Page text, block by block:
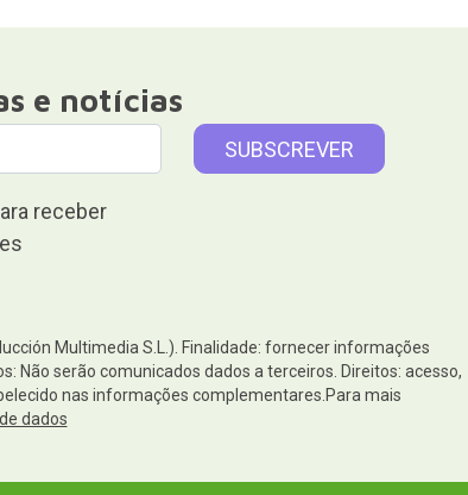
e notícias
receber
Multimedia S.L.). Finalidade: fornecer informações
Não serão comunicados dados a terceiros. Direitos: acesso,
nas informações complementares.Para mais
dados